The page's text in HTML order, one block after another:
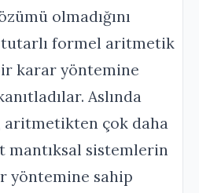
olmadığını
formel aritmetik
karar yöntemine
Aslında
aritmetikten çok daha
mantıksal sistemlerin
yöntemine sahip